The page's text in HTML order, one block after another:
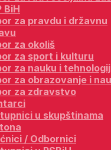
BiH
za pravdu i državnu
za okoliš
za sport i kulturu
za nauku i
za obrazovanje i
za zdravstvo
u skupštinama
/ Odbornici